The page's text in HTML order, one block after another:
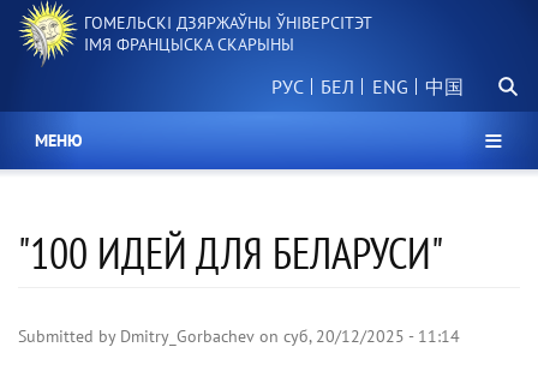
Перайсці
асноўнага
ГОМЕЛЬСКІ ДЗЯРЖАЎНЫ ЎНІВЕРСІТЭТ
ІМЯ ФРАНЦЫСКА СКАРЫНЫ
РУС БЕЛ 中国
МЕНЮ
"100 ИДЕЙ ДЛЯ БЕЛАРУСИ"
Submitted by Dmitry_Gorbachev on суб, 20/12/2025 - 11:14